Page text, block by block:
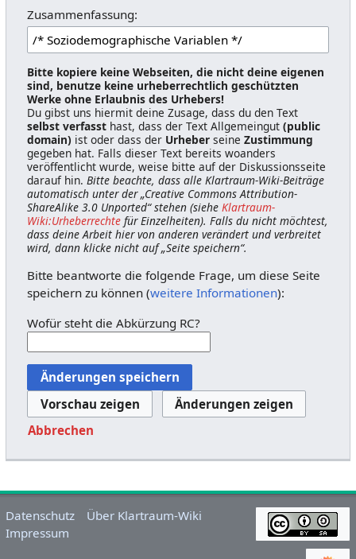
Zusammenfassung:
Bitte kopiere keine Webseiten, die nicht deine eigenen
sind, benutze keine urheberrechtlich geschützten
Werke ohne Erlaubnis des Urhebers!
Du gibst uns hiermit deine Zusage, dass du den Text
selbst verfasst hast, dass der Text Allgemeingut(public
domain) ist oder dass der Urheber seineZustimmung
gegeben hat. Falls dieser Text bereits woanders
veröffentlicht wurde, weise bitte auf der Diskussionsseite
darauf hin.Bitte beachte, dass alle Klartraum-Wiki-Beiträge
automatisch unter der „Creative Commons Attribution-
ShareAlike 3.0 Unported“ stehen (sieheKlartraum-
Wiki:Urheberrechte für Einzelheiten). Falls du nicht möchtest,
dass deine Arbeit hier von anderen verändert und verbreitet
wird, dann klicke nicht auf „Seite speichern“.
Bitte beantworte die folgende Frage, um diese Seite
speichern zu können (weitere Informationen):
Wofür steht die Abkürzung RC?
Abbrechen
Datenschutz
Über Klartraum-Wiki
Impressum